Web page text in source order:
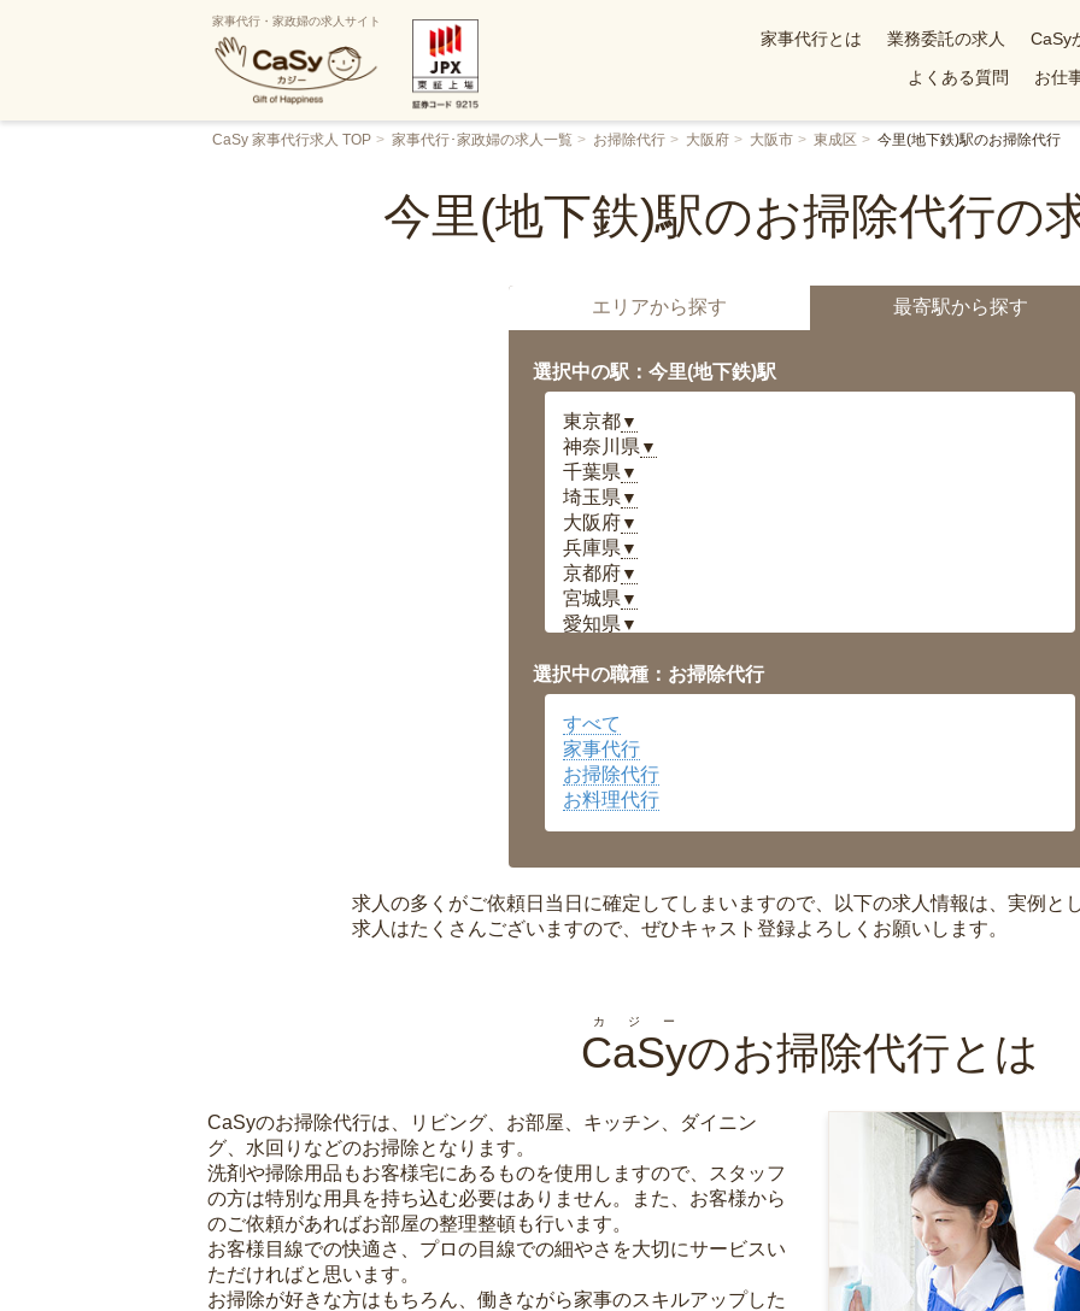
家事代行・家政婦の求人サイト
家事代行とは 業務委託の求人 CaSy
よくある質問
お仕
CaSy 家事代行求人 TOP 家事代行･家政婦の求人一覧 お掃除代行 大阪府 大阪市 東成区 今里(地下鉄)駅のお掃除代行
今里(地下鉄)駅のお掃除代行の
エリアから探す 最寄駅から探す
選択中の駅：今里(地下鉄)駅
東京都▼
神奈川県 ▼
千葉県 ▼
埼玉県 ▼
大阪府▼
兵庫県 ▼
京都府▼
宮城県 ▼
愛知県 ▼
岡山県▼
広島県▼
沖縄県
選択中の職種：お掃除代行
すべて
家事代行
お掃除代行
お料理代行
求人の多くがご依頼日当日に確定してしまいますので、以下の求人情報は、実例と
求人はたくさんございますので、ぜひキャスト登録よろしくお願いします。
CaSy
カジー
のお掃除代行とは
CaSyのお掃除代行は、リビング、お部屋、キッチン、ダイニン
グ、水回りなどのお掃除となります。
洗剤や掃除用品もお客様宅にあるものを使用しますので、スタッフ
の方は特別な用具を持ち込む必要はありません。また、お客様から
のご依頼があればお部屋の整理整頓も行います。
お客様目線での快適さ、プロの目線での細やさを大切にサービスい
ただければと思います。
お掃除が好きな方はもちろん、働きながら家事のスキルアップした